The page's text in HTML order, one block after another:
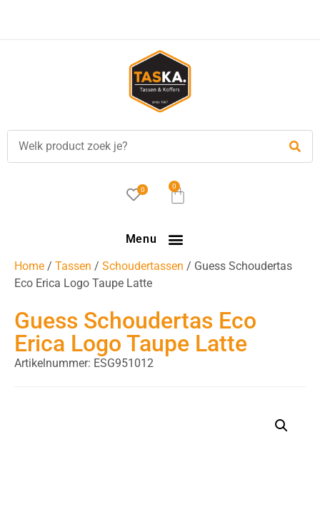
0 0
Menu
Home / Tassen / Schoudertassen / Guess Schoudertas
Eco Erica Logo Taupe Latte
Guess Schoudertas Eco
Erica Logo Taupe Latte
Artikelnummer: ESG951012